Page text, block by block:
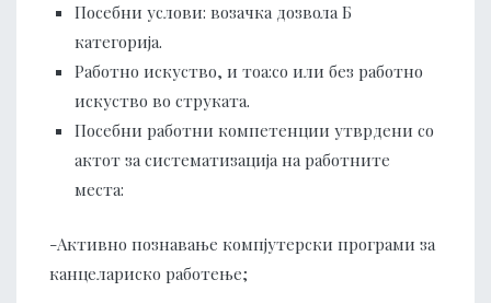
Посебни услови: возачка дозвола Б
категорија.
Работно искуство, и тоа:со или без работно
искуство во струката.
Посебни работни компетенции утврдени со
актот за систематизација на работните
места:
-Активно познавање компјутерски програми за
канцелариско работење;